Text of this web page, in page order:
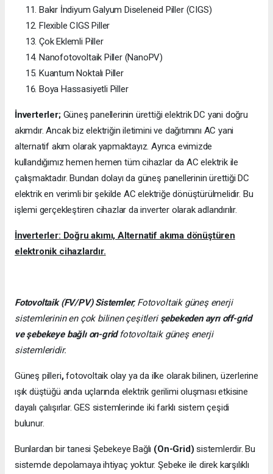
Bakır İndiyum Galyum Diseleneid Piller (CIGS)
Flexible CIGS Piller
Çok Eklemli Piller
Nanofotovoltaik Piller (NanoPV)
Kuantum Noktalı Piller
Boya Hassasiyetli Piller
İnverterler;Güneş panellerinin ürettiği elektrik DC yani doğru
akımdır. Ancak biz elektriğin iletimini ve dağıtımını AC yani
alternatif akım olarak yapmaktayız. Ayrıca evimizde
kullandığımız hemen hemen tüm cihazlar da AC elektrik ile
çalışmaktadır. Bundan dolayı da güneş panellerinin ürettiği DC
elektrik en verimli bir şekilde AC elektriğe dönüştürülmelidir. Bu
işlemi gerçekleştiren cihazlar da inverter olarak adlandırılır.
İnverterler: Doğru akımı, Alternatif akıma dönüştüren
elektronik cihazlardır.
Fotovoltaik (FV/PV) Sistemler; Fotovoltaik güneş enerji
sistemlerinin en çok bilinen çeşitleri şebekeden ayrı off-grid
ve şebekeye bağlı on-gridfotovoltaik güneş enerji
sistemleridir.
Güneş pilleri,fotovoltaik olay ya da ilke olarak bilinen, üzerlerine
ışık düştüğü anda uçlarında elektrik gerilimi oluşması etkisine
dayalı çalışırlar. GES sistemlerinde iki farklı sistem çeşidi
bulunur.
Bunlardan bir tanesi Şebekeye Bağlı (On-Grid) sistemlerdir. Bu
sistemde depolamaya ihtiyaç yoktur. Şebeke ile direk karşılıklı